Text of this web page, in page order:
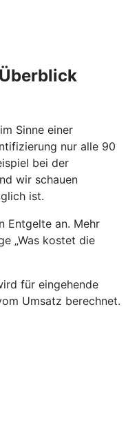
Sinne einer
nur alle 90
bei der
wir schauen
ist.
Entgelte an. Mehr
„Was kostet die
für eingehende
Umsatz berechnet.